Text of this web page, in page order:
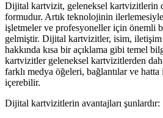
Dijital kartvizit, geleneksel kartvizitlerin
formudur. Artık teknolojinin
işletmeler ve profesyoneller için önemli
gelmiştir. Dijital kartvizitler, isim,
hakkında kısa bir açıklama gibi temel
kartvizitler geleneksel kartvizitlerden
farklı medya öğeleri, bağlantılar ve
içerebilir.
Dijital kartvizitlerin avantajları şunlardır: